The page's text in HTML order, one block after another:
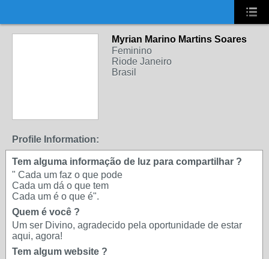
Myrian Marino Martins Soares
Feminino
Riode Janeiro
Brasil
Profile Information:
Tem alguma informação de luz para compartilhar ?
" Cada um faz o que pode
Cada um dá o que tem
Cada um é o que é".
Quem é você ?
Um ser Divino, agradecido pela oportunidade de estar
aqui, agora!
Tem algum website ?